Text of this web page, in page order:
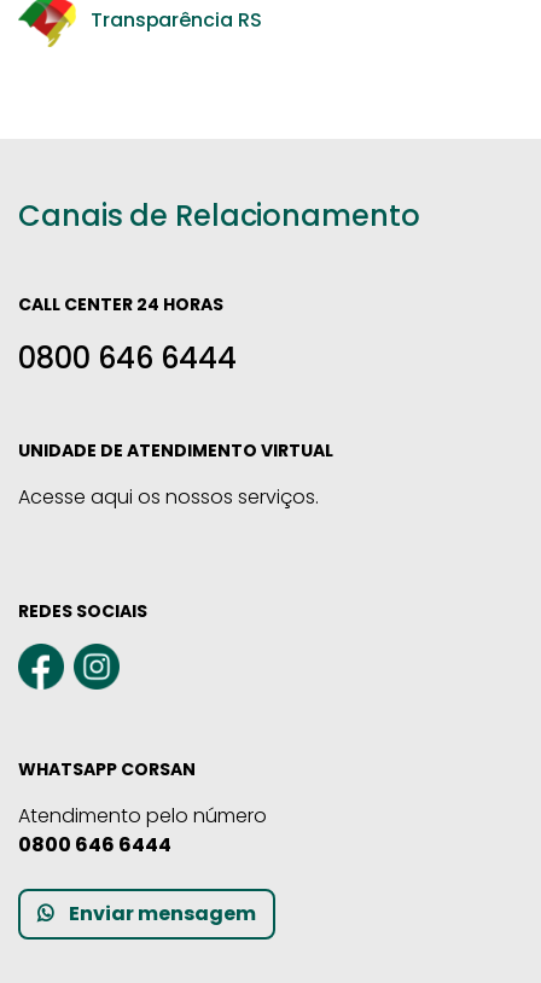
Transparência RS
Canais de Relacionamento
CALL CENTER 24 HORAS
0800 646 6444
UNIDADE DE ATENDIMENTO VIRTUAL
Acesse aqui os nossos serviços.
REDES SOCIAIS
WHATSAPP CORSAN
Atendimento pelo número
0800 646 6444
Enviar mensagem